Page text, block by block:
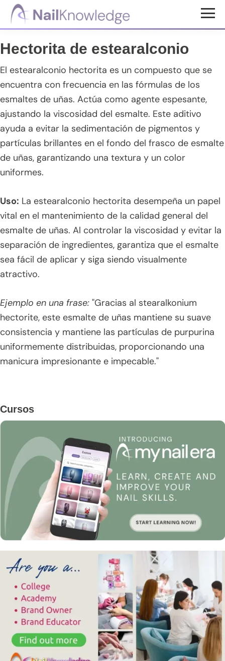
Saltar
principal
Saltar
barra
lateral
principal
Saltar
de
página
Conocimientos
de
uñas
Hectorita de estearalconio
El estearalconio hectorita es un compuesto que se
encuentra con frecuencia en las fórmulas de los
esmaltes de uñas. Actúa como agente espesante,
ajustando la viscosidad del esmalte. Este aditivo
ayuda a evitar la sedimentación de pigmentos y
partículas brillantes en el fondo del frasco de esmalte
de uñas, garantizando una textura y un color
uniformes.
Uso: La estearalconio hectorita desempeña un papel
vital en el mantenimiento de la calidad general del
esmalte de uñas. Al controlar la viscosidad y evitar la
separación de ingredientes, garantiza que el esmalte
sea fácil de aplicar y siga siendo visualmente
atractivo.
Ejemplo en una frase: "Gracias al stearalkonium
hectorite, este esmalte de uñas mantiene su suave
consistencia y mantiene las partículas de purpurina
uniformemente distribuidas, proporcionando una
manicura impresionante e impecable."
Barra
lateral
principal
Cursos